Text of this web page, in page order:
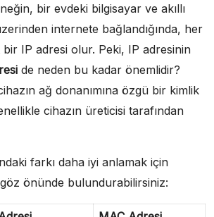
bir evdeki bilgisayar ve akıllı
internete bağlandığında, her
IP adresi olur. Peki, IP adresinin
de neden bu kadar önemlidir?
ağ donanımına özgü bir kimlik
cihazın üreticisi tarafından
farkı daha iyi anlamak için
önünde bulundurabilirsiniz: